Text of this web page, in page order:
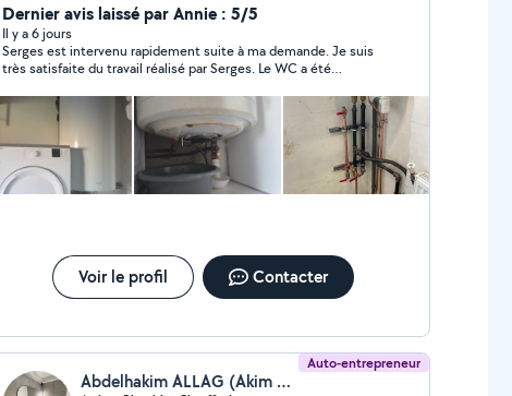
Dernier avis laissé par Annie : 5/5
Il y a 6 jours
Serges est intervenu rapidement suite à ma demande. Je suis
très satisfaite du travail réalisé par Serges. Le WC a été
Serges est très sympathique et efficace. Je le recommande et
ferai de nouveau appel à lui sans hésitation si besoin.
Voir le profil Contacter
Auto-entrepreneur
Abdelhakim ALLAG (Akim Plombier Chauffage)